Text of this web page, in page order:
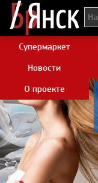
Супермаркет
Новости
О проекте